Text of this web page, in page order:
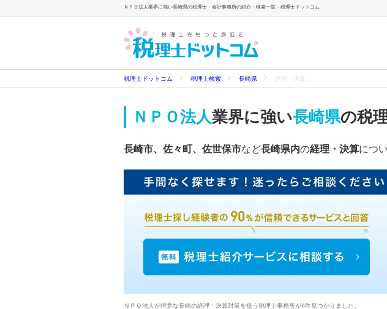
ＮＰＯ法人業界に強い長崎県の税理士・会計事務所の紹介・検索一覧 - 税理士ドットコム
税理士ドットコム 税理士検索 長崎県 経理・決算
ＮＰＯ法人業界に強い長崎県の税
長崎市、佐々町、佐世保市など長崎県内の経理・決算につ
ＮＰＯ法人が得意な長崎の経理・決算対策を扱う税理士事務所が4件見つかりました。